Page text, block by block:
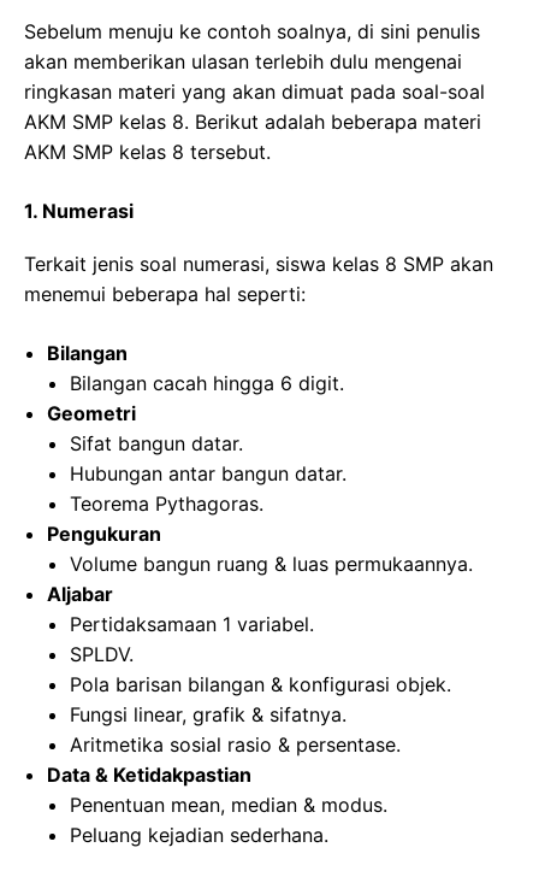
Sebelum menuju ke contoh soalnya, di sini penulis
akan memberikan ulasan terlebih dulu mengenai
ringkasan materi yang akan dimuat pada soal-soal
AKM SMP kelas 8. Berikut adalah beberapa materi
AKM SMP kelas 8 tersebut.
1. Numerasi
Terkait jenis soal numerasi, siswa kelas 8 SMP akan
menemui beberapa hal seperti:
Bilangan
Bilangan cacah hingga 6 digit.
Geometri
Sifat bangun datar.
Hubungan antar bangun datar.
Teorema Pythagoras.
Pengukuran
Volume bangun ruang & luas permukaannya.
Aljabar
Pertidaksamaan 1 variabel.
SPLDV.
Pola barisan bilangan & konfigurasi objek.
Fungsi linear, grafik & sifatnya.
Aritmetika sosial rasio & persentase.
Data & Ketidakpastian
Penentuan mean, median & modus.
Peluang kejadian sederhana.